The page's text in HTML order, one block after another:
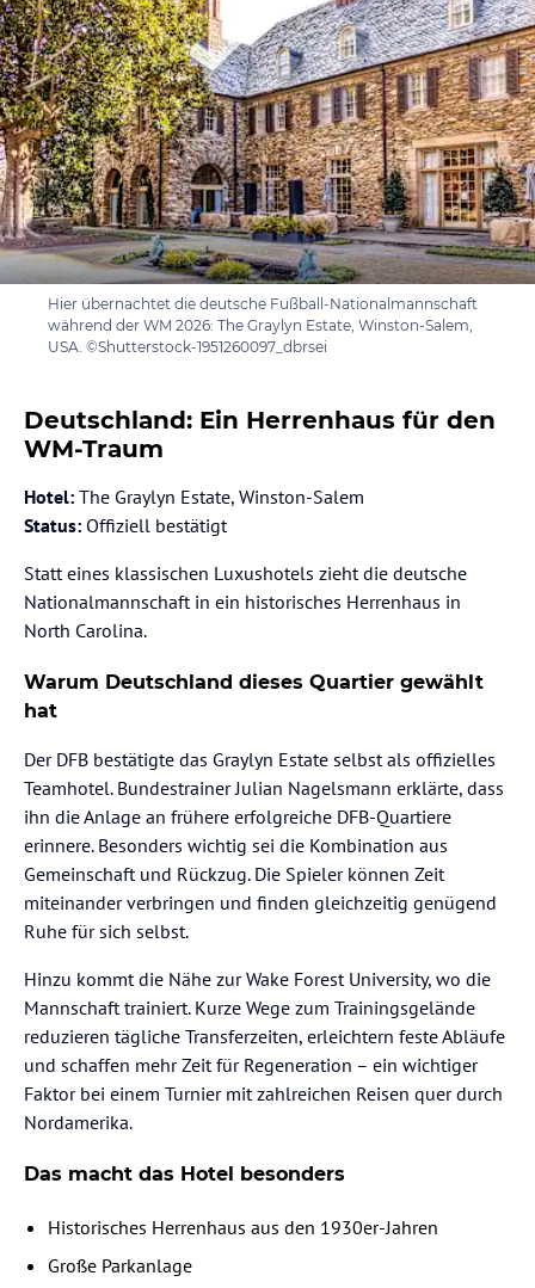
Hier übernachtet die deutsche Fußball-Nationalmannschaft
während der WM 2026: The Graylyn Estate, Winston-Salem,
USA. ©Shutterstock-1951260097_dbrsei
Deutschland: Ein Herrenhaus für den
WM-Traum
Hotel: The Graylyn Estate, Winston-Salem
Status: Offiziell bestätigt
Statt eines klassischen Luxushotels zieht die deutsche
Nationalmannschaft in ein historisches Herrenhaus in
North Carolina.
Warum Deutschland dieses Quartier gewählt
hat
Der DFB bestätigte das Graylyn Estate selbst als offizielles
Teamhotel. Bundestrainer Julian Nagelsmann erklärte, dass
ihn die Anlage an frühere erfolgreiche DFB-Quartiere
erinnere. Besonders wichtig sei die Kombination aus
Gemeinschaft und Rückzug. Die Spieler können Zeit
miteinander verbringen und finden gleichzeitig genügend
Ruhe für sich selbst.
Hinzu kommt die Nähe zur Wake Forest University, wo die
Mannschaft trainiert. Kurze Wege zum Trainingsgelände
reduzieren tägliche Transferzeiten, erleichtern feste Abläufe
und schaffen mehr Zeit für Regeneration – ein wichtiger
Faktor bei einem Turnier mit zahlreichen Reisen quer durch
Nordamerika.
Das macht das Hotel besonders
Historisches Herrenhaus aus den 1930er-Jahren
Große Parkanlage